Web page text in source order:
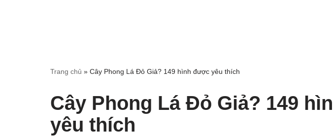
Trang chủ » Cây Phong Lá Đỏ Giả? 149 hình được yêu thích
Cây Phong Lá Đỏ Giả? 149
yêu thích